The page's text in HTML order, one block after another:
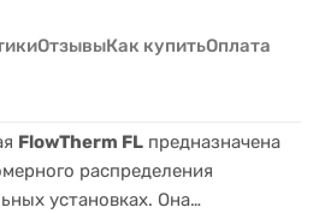
ОтзывыКак купитьОплата
FlowTherm FL предназначена
распределения
установках. Она